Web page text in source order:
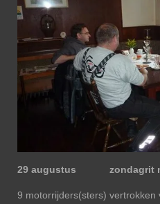
29 augustus zondagrit
9 motorrijders(sters) vertrokken